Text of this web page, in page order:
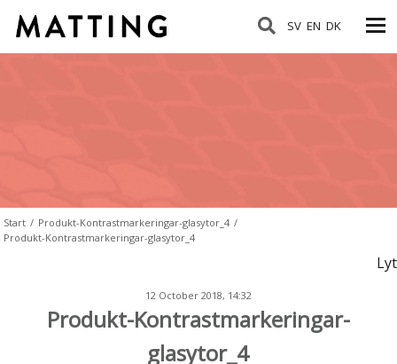
SV EN DK
Start / Produkt-Kontrastmarkeringar-glasytor_4 /
Produkt-Kontrastmarkeringar-glasytor_4
Lyt
12 October 2018, 14:32
Produkt-Kontrastmarkeringar-
glasytor_4